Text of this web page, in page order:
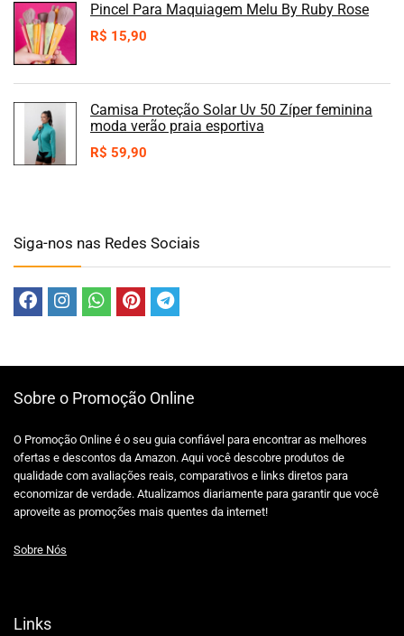
Pincel Para Maquiagem Melu By Ruby Rose
R$ 15,90
Camisa Proteção Solar Uv 50 Zíper feminina
moda verão praia esportiva
R$ 59,90
Siga-nos nas Redes Sociais
Sobre o Promoção Online
O Promoção Online é o seu guia confiável para encontrar as melhores
ofertas e descontos da Amazon. Aqui você descobre produtos de
qualidade com avaliações reais, comparativos e links diretos para
economizar de verdade. Atualizamos diariamente para garantir que você
aproveite as promoções mais quentes da internet!
Sobre Nós
Links